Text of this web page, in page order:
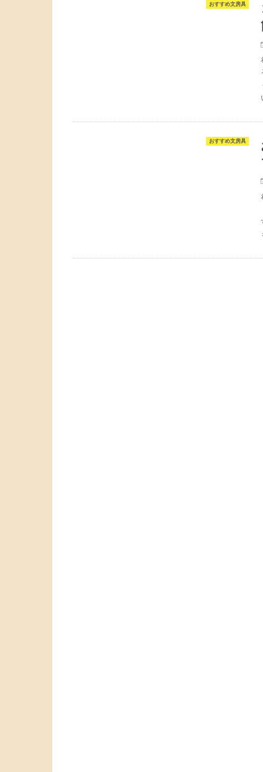
おすすめ文房具
おすすめ文房具